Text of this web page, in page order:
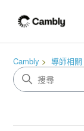
Cambly 導師相關